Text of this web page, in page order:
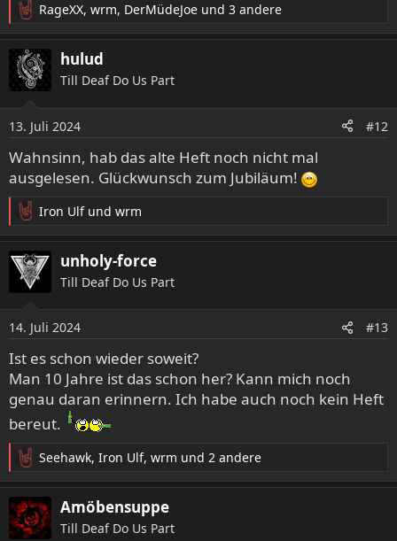
R
e
a
k
t
n
e
n
:
RageXX, wrm, DerMüdeJoe und 3 andere
hulud
Till Deaf Do Us Part
13. Juli 2024 #12
Wahnsinn, hab das alte Heft noch nicht mal
ausgelesen. Glückwunsch zum Jubiläum!
R
e
a
k
n
e
n
:
Iron Ulfund wrm
unholy-force
Till Deaf Do Us Part
14. Juli 2024 #13
Ist es schon wieder soweit?
Man 10 Jahre ist das schon her? Kann mich noch
genau daran erinnern. Ich habe auch noch kein Heft
bereut.
R
e
a
k
t
Seehawk, Iron Ulf, wrm und 2 andere
Amöbensuppe
Till Deaf Do Us Part